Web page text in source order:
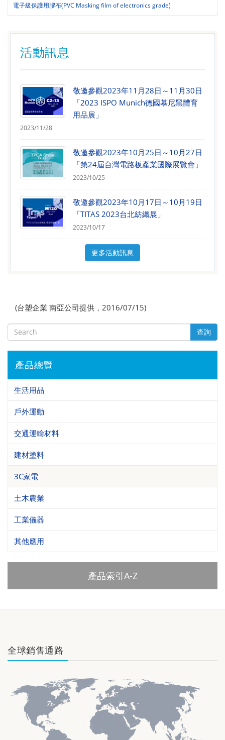
電子級保護用膠布(PVC Masking film of electronics grade)
活動訊息
敬邀參觀2023年11月28日～11月30日
「2023 ISPO Munich德國慕尼黑體育
用品展」
2023/11/28
敬邀參觀2023年10月25日～10月27日
「第24屆台灣電路板產業國際展覽會」
2023/10/25
敬邀參觀2023年10月17日～10月19日
「TITAS 2023台北紡織展」
2023/10/17
更多活動訊息
(台塑企業 南亞公司提供，2016/07/15)
查詢
產品總覽
生活用品
戶外運動
交通運輸材料
建材塗料
3C家電
土木農業
工業儀器
其他應用
產品索引A-Z
全球銷售通路